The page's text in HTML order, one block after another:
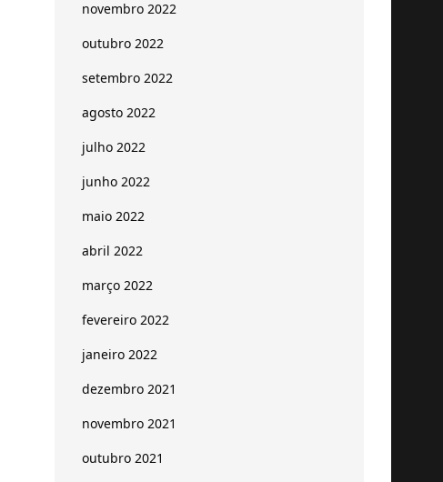
novembro 2022
outubro 2022
setembro 2022
agosto 2022
julho 2022
junho 2022
maio 2022
abril 2022
março 2022
fevereiro 2022
janeiro 2022
dezembro 2021
novembro 2021
outubro 2021